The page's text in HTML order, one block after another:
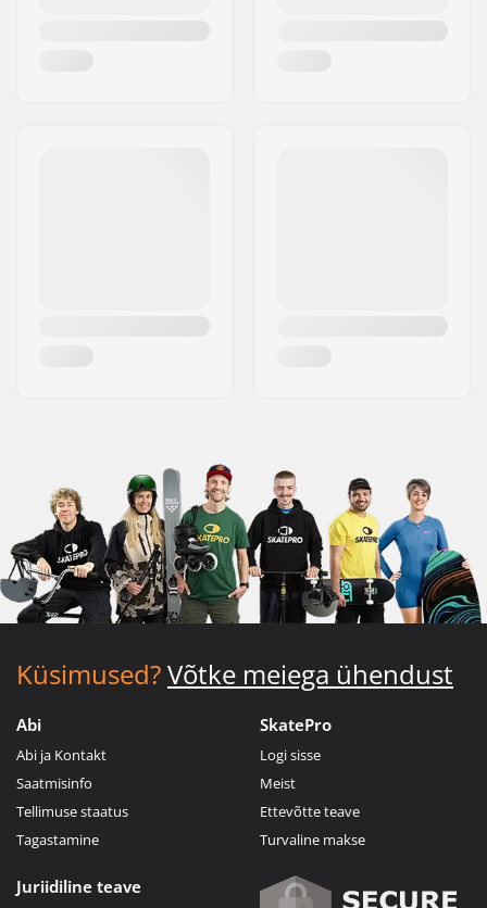
Küsimused?Võtke meiega ühendust
Abi
Abi ja Kontakt
Saatmisinfo
Tellimuse staatus
Tagastamine
SkatePro
Logi sisse
Meist
Ettevõtte teave
Turvaline makse
Juriidiline teave